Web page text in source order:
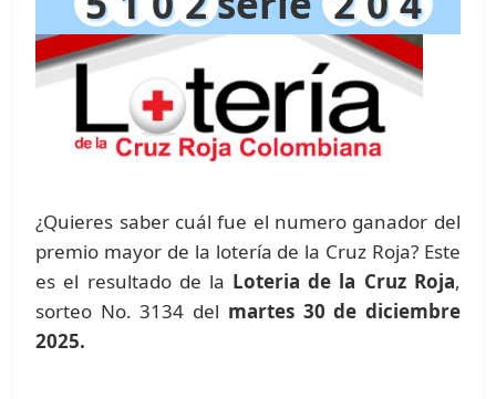
¿Quieres saber cuál fue el numero ganador del
premio mayor de la lotería de la Cruz Roja? Este
es el resultado de la Loteria de la Cruz Roja,
sorteo No. 3134 del martes 30 de diciembre
2025.